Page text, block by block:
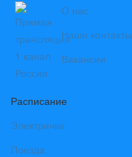
О нас
Наши контакты
Вакансии
Расписание
Электрички
Поезда